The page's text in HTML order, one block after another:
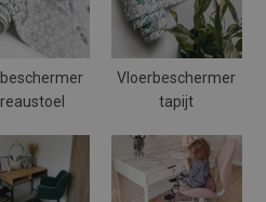
Vloerbeschermer
tapijt